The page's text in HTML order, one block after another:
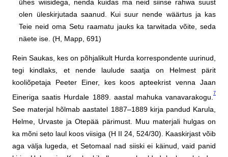
ühes wiisidega, nenda kuidas ma neid siinse rahwa suust
olen üleskirjutada saanud. Kui suur nende wäärtus ja kas
Teie neid oma Setu raamatu jauks ka tarwitada võite, seda
näete ise. (H, Mapp, 691)
Rein Saukas, kes on põhjalikult Hurda korrespondente uurinud,
tegi kindlaks, et nende laulude saatja on Helmest pärit
kooliõpetaja Peeter Einer, kes koos apteekrist venna Jaan
Eineriga saatis Hurdale 1889. aastal mahuka vanavarakogu.
7
See materjal hõlmab aastatel 1887–1889 kirja pandud Karula,
Helme, Urvaste ja Otepää pärimust. Muu materjali hulgas on
ka mõni seto laul koos viisiga (H II 24, 524/30). Kaaskirjast võib
aga välja lugeda, et Setomaal nad siiski ei käinud, vaid panid